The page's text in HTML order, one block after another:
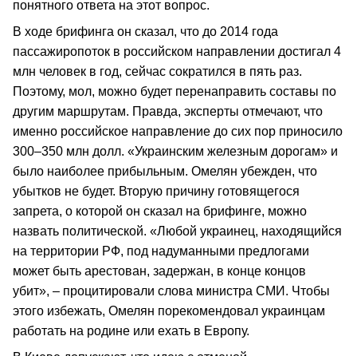
понятного ответа на этот вопрос.
В ходе брифинга он сказал, что до 2014 года
пассажиропоток в российском направлении достигал 4
млн человек в год, сейчас сократился в пять раз.
Поэтому, мол, можно будет перенаправить составы по
другим маршрутам. Правда, эксперты отмечают, что
именно российское направление до сих пор приносило
300–350 млн долл. «Украинским железным дорогам» и
было наиболее прибыльным. Омелян убежден, что
убытков не будет. Вторую причину готовящегося
запрета, о которой он сказал на брифинге, можно
назвать политической. «Любой украинец, находящийся
на территории РФ, под надуманными предлогами
может быть арестован, задержан, в конце концов
убит», – процитировали слова министра СМИ. Чтобы
этого избежать, Омелян порекомендовал украинцам
работать на родине или ехать в Европу.